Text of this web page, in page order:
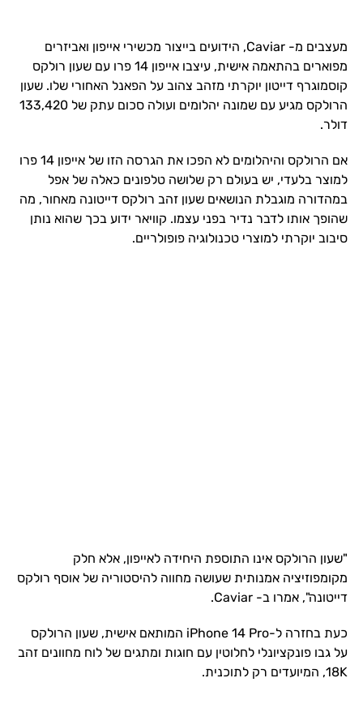
מעצבים מ- Caviar, הידועים בייצור מכשירי אייפון ואביזרים
מפוארים בהתאמה אישית, עיצבו אייפון 14 פרו עם שעון רולקס
קוסמוגרף דייטון יוקרתי מזהב צהוב על הפאנל האחורי שלו. שעון
הרולקס מגיע עם שמונה יהלומים ועולה סכום עתק של 133,420
דולר.
אם הרולקס והיהלומים לא הפכו את הגרסה הזו של אייפון 14 פרו
למוצר בלעדי, יש בעולם רק שלושה טלפונים כאלה של אפל
במהדורה מוגבלת הנושאים שעון זהב רולקס דייטונה מאחור, מה
שהופך אותו לדבר נדיר בפני עצמו. קוויאר ידוע בכך שהוא נותן
סיבוב יוקרתי למוצרי טכנולוגיה פופולריים.
"שעון הרולקס אינו התוספת היחידה לאייפון, אלא חלק
מקומפוזיציה אמנותית שעושה מחווה להיסטוריה של אוסף רולקס
דייטונה", אמרו ב- Caviar.
כעת בחזרה ל-iPhone 14 Pro המותאם אישית, שעון הרולקס
על גבו פונקציונלי לחלוטין עם חוגות ומתגים של לוח מחוונים זהב
18K, המיועדים רק לתוכנית.